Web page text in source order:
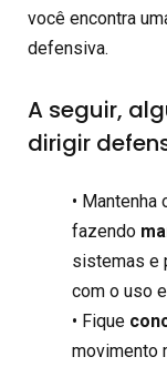
você encontra
defensiva.
A seguir,
dirigir
•
fazendo
sistemas e
com o uso
• Fique
movimento